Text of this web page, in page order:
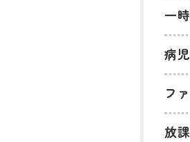
一
病
フ
放